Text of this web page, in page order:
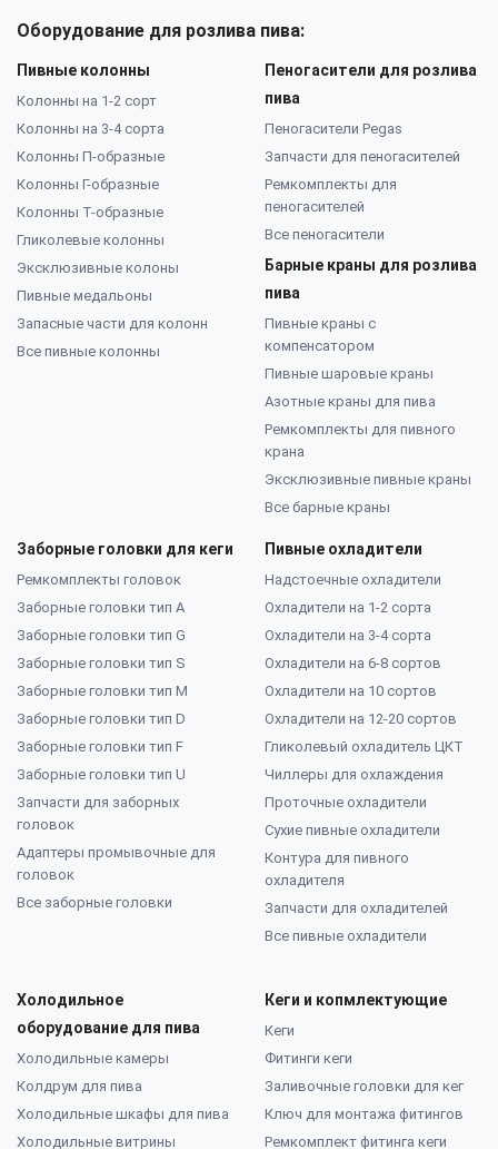
Оборудование для розлива пива:
Пивные колонны
Колонны на 1-2 сорт
Колонны на 3-4 сорта
Колонны П-образные
Колонны Г-образные
Колонны Т-образные
Гликолевые колонны
Эксклюзивные колоны
Пивные медальоны
Запасные части для колонн
Все пивные колонны
Пеногасители для розлива
пива
Пеногасители Pegas
Запчасти для пеногасителей
Ремкомплекты для
пеногасителей
Все пеногасители
Барные краны для розлива
пива
Пивные краны с
компенсатором
Пивные шаровые краны
Азотные краны для пива
Ремкомплекты для пивного
крана
Эксклюзивные пивные краны
Все барные краны
Заборные головки для кеги
Ремкомплекты головок
Заборные головки тип А
Заборные головки тип G
Заборные головки тип S
Заборные головки тип M
Заборные головки тип D
Заборные головки тип F
Заборные головки тип U
Запчасти для заборных
головок
Адаптеры промывочные для
головок
Все заборные головки
Пивные охладители
Надстоечные охладители
Охладители на 1-2 сорта
Охладители на 3-4 сорта
Охладители на 6-8 сортов
Охладители на 10 сортов
Охладители на 12-20 сортов
Гликолевый охладитель ЦКТ
Чиллеры для охлаждения
Проточные охладители
Сухие пивные охладители
Контура для пивного
охладителя
Запчасти для охладителей
Все пивные охладители
Холодильное
оборудование для пива
Холодильные камеры
Колдрум для пива
Холодильные шкафы для пива
Холодильные витрины
Кеги и копмлектующие
Кеги
Фитинги кеги
Заливочные головки для кег
Ключ для монтажа фитингов
Ремкомплект фитинга кеги